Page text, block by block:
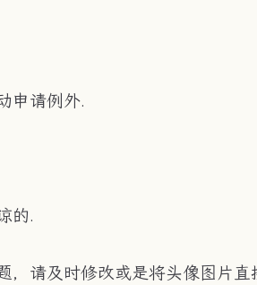
申请例外.
的.
，请及时修改或是将头像图片直